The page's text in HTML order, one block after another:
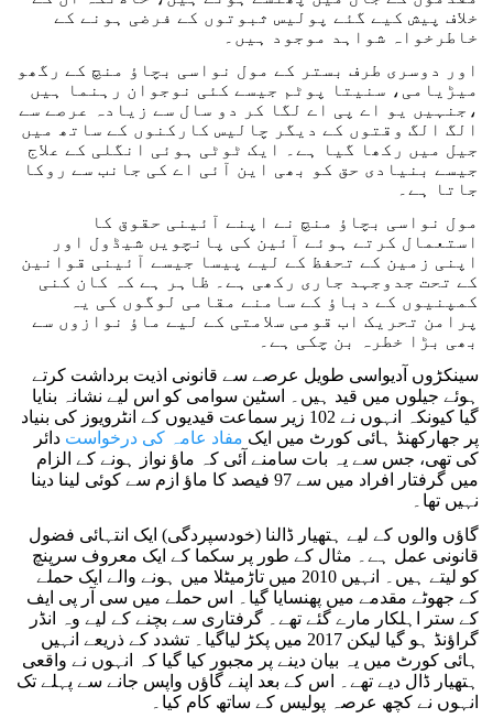
خلاف پیش کیے گئے پولیس ثبوتوں کے فرضی ہونے کے
خاطرخواہ شواہد موجود ہیں۔
اور دوسری طرف بستر کے مول نواسی بچاؤ منچ کے رگھو
میڑیامی، سنیتا پوٹم جیسے کئی نوجوان رہنما ہیں
،جنہیں یو اے پی اے لگا کر دو سال سے زیادہ عرصے سے
الگ الگ وقتوں کے دیگر چالیس کارکنوں کے ساتھ میں
جیل میں رکھا گیا ہے۔ ایک ٹوٹی ہوئی انگلی کے علاج
جیسے بنیادی حق کو بھی این آئی اے کی جانب سے روکا
جاتا ہے۔
مول نواسی بچاؤ منچ نے اپنے آئینی حقوق کا
استعمال کرتے ہوئے آئین کی پانچویں شیڈول اور
اپنی زمین کے تحفظ کے لیے پیسا جیسے آئینی قوانین
کے تحت جدوجہد جاری رکھی ہے۔ ظاہر ہے کہ کان کنی
کمپنیوں کے دباؤ کے سامنے مقامی لوگوں کی یہ
پرامن تحریک اب قومی سلامتی کے لیے ماؤ نوازوں سے
بھی بڑا خطرہ بن چکی ہے۔
سینکڑوں آدیواسی طویل عرصے سے قانونی اذیت برداشت کرتے
ہوئے جیلوں میں قید ہیں۔ اسٹین سوامی کو اس لیے نشانہ بنایا
گیا کیونکہ انہوں نے 102 زیر سماعت قیدیوں کے انٹرویوز کی بنیاد
پر جھارکھنڈ ہائی کورٹ میں ایک مفاد عامہ کی درخواست دائر
کی تھی، جس سے یہ بات سامنے آئی کہ ماؤ نواز ہونے کے الزام
میں گرفتار افراد میں سے 97 فیصد کا ماؤ ازم سے کوئی لینا دینا
نہیں تھا۔
گاؤں والوں کے لیے ہتھیار ڈالنا (خودسپردگی) ایک انتہائی فضول
قانونی عمل ہے۔ مثال کے طور پر سکما کے ایک معروف سرپنچ
کو لیتے ہیں۔ انہیں 2010 میں تاڑمیٹلا میں ہونے والے ایک حملے
کے جھوٹے مقدمے میں پھنسایا گیا۔ اس حملے میں سی آر پی ایف
کے ستر اہلکار مارے گئے تھے۔ گرفتاری سے بچنے کے لیے وہ انڈر
گراؤنڈ ہو گیا لیکن 2017 میں پکڑ لیاگیا۔ تشدد کے ذریعے انہیں
ہائی کورٹ میں یہ بیان دینے پر مجبور کیا گیا کہ انہوں نے واقعی
ہتھیار ڈال دیے تھے۔ اس کے بعد اپنے گاؤں واپس جانے سے پہلے تک
انہوں نے کچھ عرصہ پولیس کے ساتھ کام کیا۔